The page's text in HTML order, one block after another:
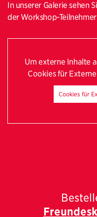
In unserer Galerie sehen
der Workshop-
Um externe Inhalte
Cookies für
Cookies für